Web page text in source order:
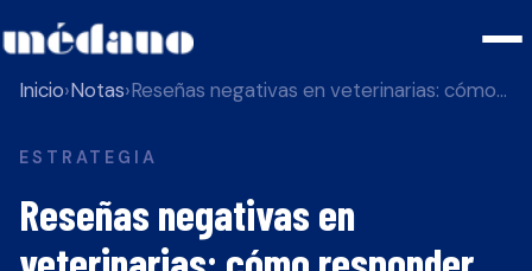
Inicio›Notas› Reseñas negativas en veterinarias: cómo responder sin perder clientes
ESTRATEGIA
Reseñas negativas en